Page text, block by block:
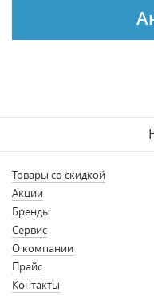
Товары со скидкой
Акции
Бренды
Сервис
О компании
Прайс
Контакты